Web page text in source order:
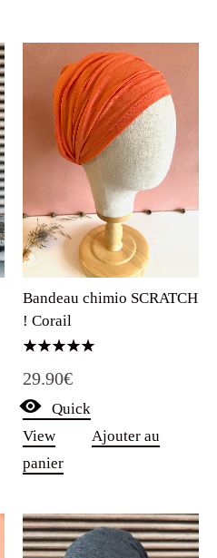
Bandeau chimio SCRATCH
! Corail
5.00
sur 5
29.90€
Quick
View
Ajouter au
panier